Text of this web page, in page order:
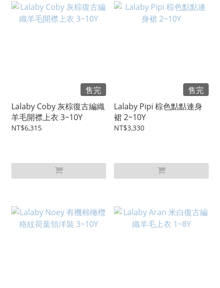
售完
Lalaby Coby 灰棕復古編織
羊毛開襟上衣 3~10Y
NT$6,315
售完
Lalaby Pipi 棕色點點連身
裙 2~10Y
NT$3,330